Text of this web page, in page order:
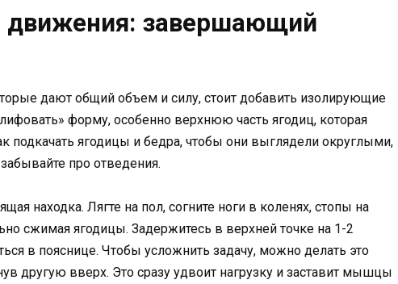
движения: завершающий
дают общий объем и силу, стоит добавить изолирующие
форму, особенно верхнюю часть ягодиц, которая
подкачать ягодицы и бедра, чтобы они выглядели округлыми,
про отведения.
находка. Лягте на пол, согните ноги в коленях, стопы на
сжимая ягодицы. Задержитесь в верхней точке на 1-2
в пояснице. Чтобы усложнить задачу, можно делать это
другую вверх. Это сразу удвоит нагрузку и заставит мышцы